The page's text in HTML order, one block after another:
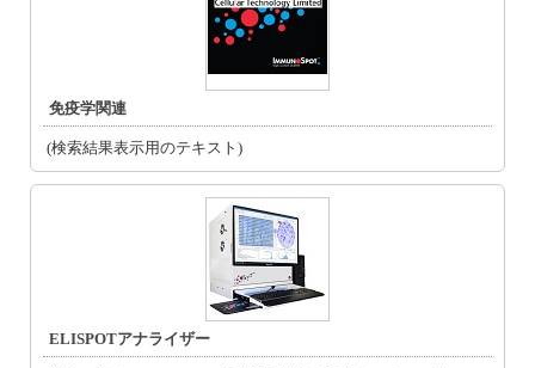
免疫学関連
(検索結果表示用のテキスト)
ELISPOTアナライザー